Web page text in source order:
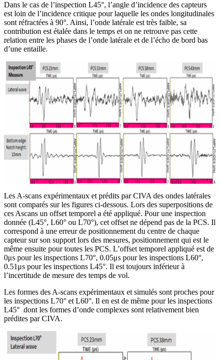
Dans le cas de l’inspection L45°, l’angle d’incidence des capteurs
est loin de l’incidence critique pour laquelle les ondes longitudinales
sont réfractées à 90°. Ainsi, l’onde latérale est très faible, sa
contribution est étalée dans le temps et on ne retrouve pas cette
relation entre les phases de l’onde latérale et de l’écho de bord bas
d’une entaille.
Les A-scans expérimentaux et prédits par CIVA des ondes latérales
sont comparés sur les figures ci-dessous. Lors des superpositions de
ces Ascans un offset temporel a été appliqué. Pour une inspection
donnée (L45°, L60° ou L70°), cet offset ne dépend pas de la PCS. Il
correspond à une erreur de positionnement du centre de chaque
capteur sur son support lors des mesures, positionnement qui est le
même ensuite pour toutes les PCS. L’offset temporel appliqué est de
0μs pour les inspections L70°, 0.05μs pour les inspections L60°,
0.51μs pour les inspections L45°. Il est toujours inférieur à
l’incertitude de mesure des temps de vol.
Les formes des A-scans expérimentaux et simulés sont proches pour
les inspections L70° et L60°. Il en est de même pour les inspections
L45° dont les formes d’onde complexes sont relativement bien
prédites par CIVA.